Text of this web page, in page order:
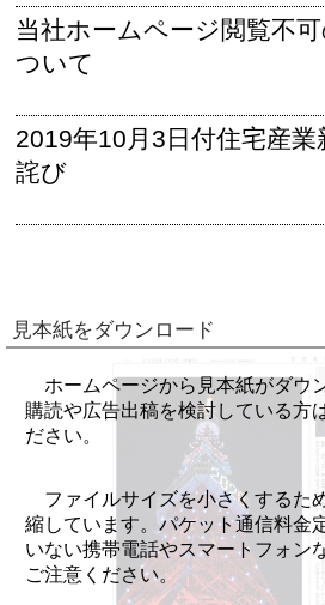
当社ホームページ閲覧不
ついて
2019年10月3日付住宅産
詫び
見本紙をダウンロード
ホームページから見本紙がダウ
購読や広告出稿を検討している方
ださい。
ファイルサイズを小さくするた
縮しています。パケット通信料金
いない携帯電話やスマートフォン
ご注意ください。